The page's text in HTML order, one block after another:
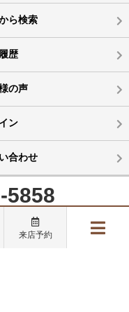
ら検索
歴
の声
ン
合わせ
5858
第３水曜日
来店予約